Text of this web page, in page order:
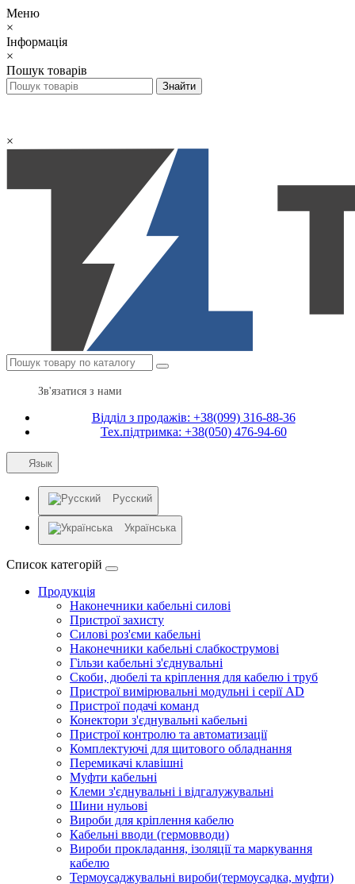
Меню
×
Інформація
×
Пошук товарів
×
Зв'язатися з нами
Відділ з продажів: +38(099) 316-88-36
Тех.підтримка: +38(050) 476-94-60
Язык
Русский
Українська
Список категорій
Продукція
Наконечники кабельні силові
Пристрої захисту
Силові роз'єми кабельні
Наконечники кабельні слабкострумові
Гільзи кабельні з'єднувальні
Скоби, дюбелі та кріплення для кабелю і труб
Пристрої вимірювальні модульні і серії AD
Пристрої подачі команд
Конектори з'єднувальні кабельні
Пристрої контролю та автоматизації
Комплектуючі для щитового обладнання
Перемикачі клавішні
Муфти кабельні
Клеми з'єднувальні і відгалужувальні
Шини нульові
Вироби для кріплення кабелю
Кабельні вводи (гермовводи)
Вироби прокладання, iзоляції та маркування
кабелю
Термоусаджувальні вироби(термоусадка, муфти)